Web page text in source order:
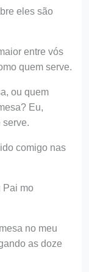
eles são
entre vós
quem serve.
ou quem
Eu,
serve.
comigo nas
Pai mo
no meu
as doze